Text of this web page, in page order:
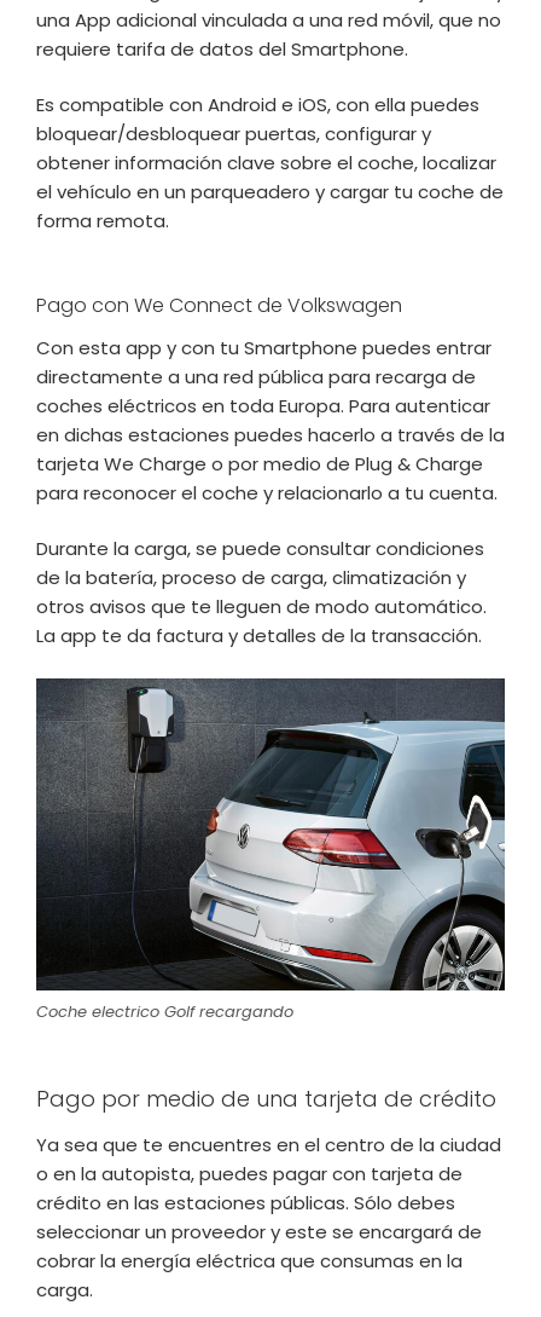
una App adicional vinculada a una red móvil, que no
requiere tarifa de datos del Smartphone.
Es compatible con Android e iOS, con ella puedes
bloquear/desbloquear puertas, configurar y
obtener información clave sobre el coche, localizar
el vehículo en un parqueadero y cargar tu coche de
forma remota.
Pago con We Connect de Volkswagen
Con esta app y con tu Smartphone puedes entrar
directamente a una red pública para recarga de
coches eléctricos en toda Europa. Para autenticar
en dichas estaciones puedes hacerlo a través de la
tarjeta We Charge o por medio de Plug & Charge
para reconocer el coche y relacionarlo a tu cuenta.
Durante la carga, se puede consultar condiciones
de la batería, proceso de carga, climatización y
otros avisos que te lleguen de modo automático.
La app te da factura y detalles de la transacción.
Coche electrico Golf recargando
Pago por medio de una tarjeta de crédito
Ya sea que te encuentres en el centro de la ciudad
o en la autopista, puedes pagar con tarjeta de
crédito en las estaciones públicas. Sólo debes
seleccionar un proveedor y este se encargará de
cobrar la energía eléctrica que consumas en la
carga.